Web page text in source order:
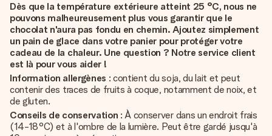
Dès que la température extérieure atteint 25 °C, nous ne
pouvons malheureusement plus vous garantir que le
chocolat n'aura pas fondu en chemin. Ajoutez simplement
un pain de glace dans votre panier pour protéger votre
cadeau de la chaleur. Une question ? Notre service client
est là pour vous aider !
Information allergènes : contient du soja, du lait et peut
contenir des traces de fruits à coque, notamment de noix, et
de gluten.
Conseils de conservation : À conserver dans un endroit frais
(14-18°C) et à l'ombre de la lumière. Peut être gardé jusqu'à